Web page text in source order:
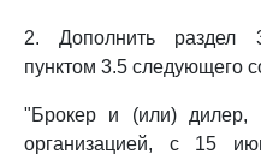
2. Дополнить раздел
пунктом 3.5 следующего
"Брокер и (или) дилер,
организацией, с 15